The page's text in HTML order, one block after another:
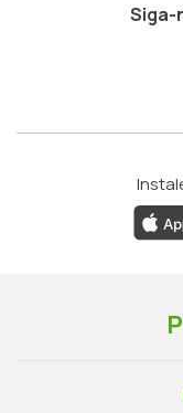
Siga-